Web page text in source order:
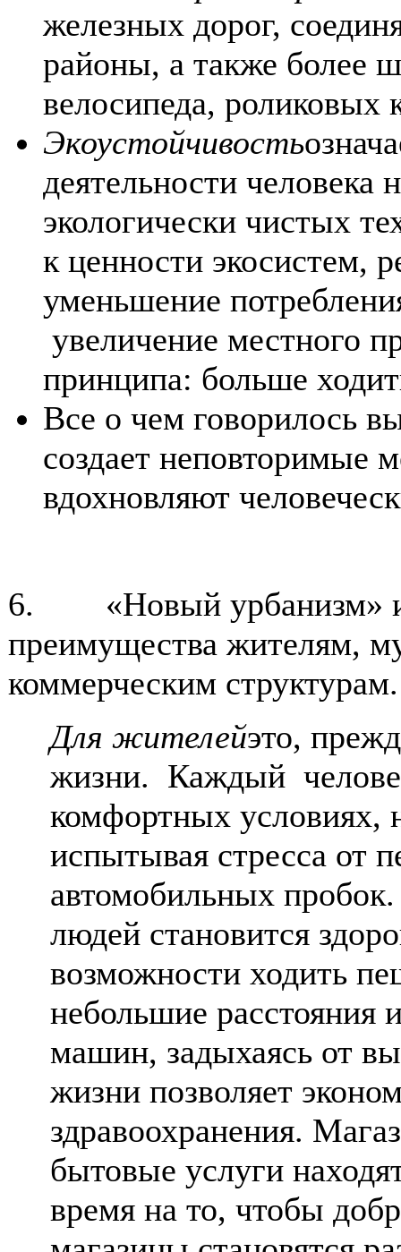
железных дорог,
районы, а также более
велосипеда, роликовых
Экоустойчивость
деятельности человека
экологически чистых
к ценности экосистем,
уменьшение
увеличение местного
принципа: больше
Все о чем говорилось
создает неповторимые
вдохновляют
6. «Новый урбанизм» и
преимущества жителям,
коммерческим структурам.
Для жителейэто,
жизни. Каждый
комфортных условиях,
испытывая стресса от
автомобильных
людей становится
возможности ходить
небольшие расстояния
машин, задыхаясь от
жизни позволяет
здравоохранения.
бытовые услуги
время на то, чтобы